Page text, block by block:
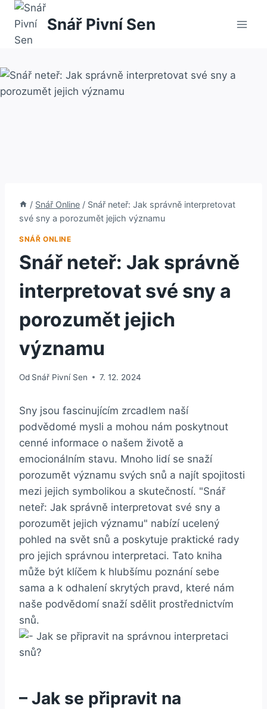
Přeskočit
obsah
Snář Pivní Sen
/ Snář Online / Snář neteř: Jak správně interpretovat
své sny a porozumět jejich významu
SNÁŘ ONLINE
Snář neteř: Jak správně
interpretovat své sny a
porozumět jejich
významu
Od Snář Pivní Sen 7. 12. 2024
Sny jsou fascinujícím zrcadlem naší
podvědomé mysli a mohou nám poskytnout
cenné informace o našem životě a
emocionálním stavu. Mnoho lidí se snaží
porozumět významu svých snů a najít spojitosti
mezi jejich symbolikou a skutečností. "Snář
neteř: Jak správně interpretovat své sny a
porozumět jejich významu" nabízí ucelený
pohled na svět snů a poskytuje praktické rady
pro jejich správnou interpretaci. Tato kniha
může být klíčem k hlubšímu poznání sebe
sama a k odhalení skrytých pravd, které nám
naše podvědomí snaží sdělit prostřednictvím
snů.
– Jak se připravit na